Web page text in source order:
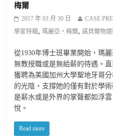
梅爾
2017 年 03 月 30 日 CASE
學家特輯,瑪麗亞‧梅爾,諾貝爾物
從1930年博士班畢業開始，瑪
無教授職或是無給薪的待遇。
獲聘為美國加州大學聖地牙哥
的光陰，支撐她的僅有對於學
是薪水或是外界的掌聲都如浮
悅。
Read more